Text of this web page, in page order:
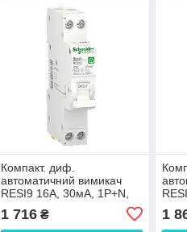
Компакт. диф.
автоматичний вимикач
RESI9 16А, 30мA, 1P+N,
1 716₴ 1